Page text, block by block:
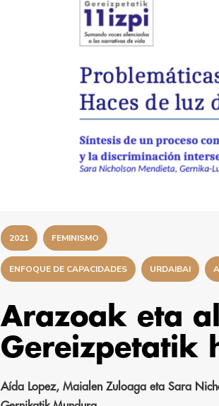
2021 FEMINISMO
ENFOQUE DE CAPACIDADES URDAIBAI
Arazoak eta
Gereizpetatik
Aída Lopez, Maialen Zuloaga eta Sara